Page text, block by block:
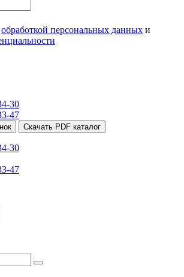
игровые элементы
покрытия
комплексы от 3 до 7 лет
стойки
ограниченными возможностями
от 5 до 12 лет
элементы
стойки
для ГТО
стойки
покрытия
обработкой персональных данных и
30
47
Скачать PDF каталог
30
47